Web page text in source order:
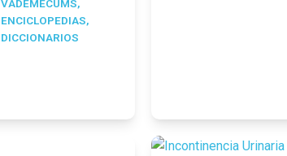
VADEMECUMS,
ENCICLOPEDIAS,
DICCIONARIOS